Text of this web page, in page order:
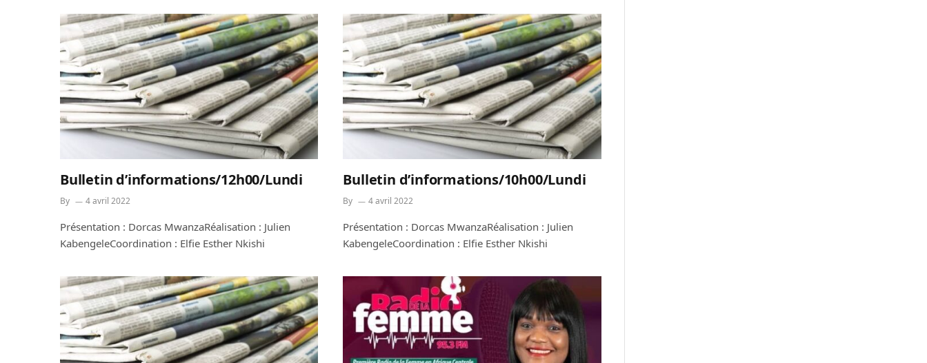
Bulletin d’informations/12h00/Lundi
By 4 avril 2022
Présentation : Dorcas MwanzaRéalisation : Julien
KabengeleCoordination : Elfie Esther Nkishi
Bulletin d’informations/10h00/Lundi
By 4 avril 2022
Présentation : Dorcas MwanzaRéalisation : Julien
KabengeleCoordination : Elfie Esther Nkishi